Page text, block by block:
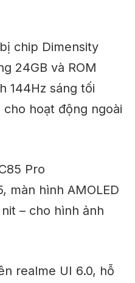
chip Dimensity
24GB và ROM
144Hz sáng tối
cho hoạt động ngoài
Pro
màn hình AMOLED
– cho hình ảnh
realme UI 6.0, hỗ